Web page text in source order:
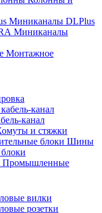
Миниканалы DLPlus
Миниканалы
Монтажное
канал
и стяжки
Шины
Промышленные
вилки